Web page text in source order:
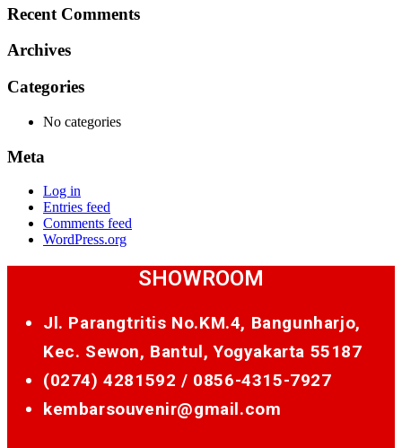
Recent Comments
Archives
Categories
No categories
Meta
Log in
Entries feed
Comments feed
WordPress.org
SHOWROOM
Jl. Parangtritis No.KM.4, Bangunharjo,
Kec. Sewon, Bantul, Yogyakarta 55187
(0274) 4281592 / 0856-4315-7927
kembarsouvenir@gmail.com